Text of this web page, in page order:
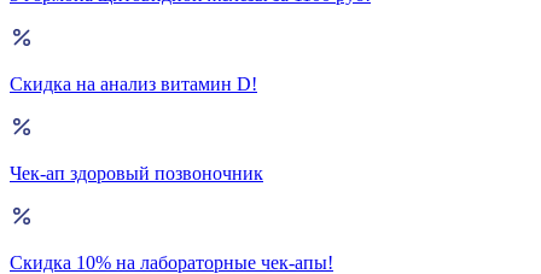
Скидка на анализ витамин D!
Чек-ап здоровый позвоночник
Скидка 10% на лабораторные чек-апы!